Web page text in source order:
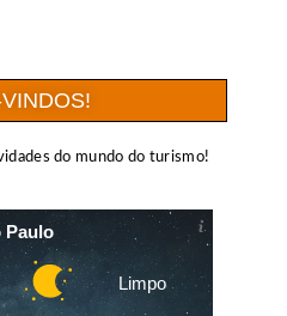
do mundo do turismo!
Paulo
Limpo